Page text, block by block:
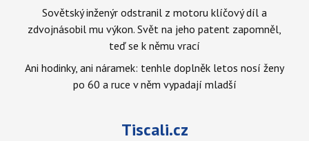
Sovětský inženýr odstranil z motoru klíčový díl a
zdvojnásobil mu výkon. Svět na jeho patent zapomněl,
teď se k němu vrací
Ani hodinky, ani náramek: tenhle doplněk letos nosí ženy
po 60 a ruce v něm vypadají mladší
Tiscali.cz